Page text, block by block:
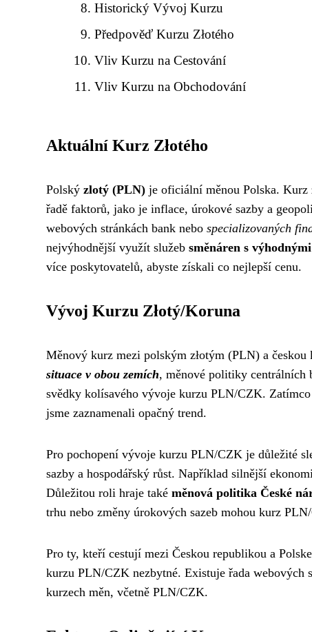
Historický Vývoj Kurzu
Předpověď Kurzu Złotého
Vliv Kurzu na Cestování
Vliv Kurzu na Obchodování
Aktuální Kurz Złotého
Polský zlotý (PLN) je oficiální měnou Polska. Kurz
řadě faktorů, jako je inflace, úrokové sazby a
webových stránkách bank nebo specializovaných
nejvýhodnější využít služeb směnáren s
více poskytovatelů, abyste získali co nejlepší cenu.
Vývoj Kurzu Złotý/Koruna
Měnový kurz mezi polským złotým (PLN) a
situace v obou zemích, měnové politiky centrálních
svědky kolísavého vývoje kurzu PLN/CZK.
jsme zaznamenali opačný trend.
Pro pochopení vývoje kurzu PLN/CZK je důležité
sazby a hospodářský růst. Například silnější
Důležitou roli hraje také měnová politika České
trhu nebo změny úrokových sazeb mohou kurz
Pro ty, kteří cestují mezi Českou republikou a
kurzu PLN/CZK nezbytné. Existuje řada
kurzech měn, včetně PLN/CZK.